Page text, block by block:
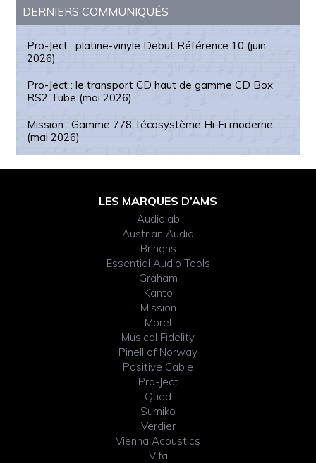
DERNIERS COMMUNIQUÉS
Pro-Ject : platine-vinyle Debut Référence 10 (juin
2026)
Pro-Ject : le transport CD haut de gamme CD Box
RS2 Tube (mai 2026)
Mission : Gamme 778, l’écosystème Hi‑Fi moderne
(mai 2026)
LES MARQUES D’AMS
Audiolab
Austrian Audio
Bringhs
Essential Audio Tools
Graham
Kanto
Mission
Morel
Musical Fidelity
Pinell of Norway
Positive Cable
Pro-Ject
Quad
Sumiko
Verdier
Vienna Acoustics
Vifa